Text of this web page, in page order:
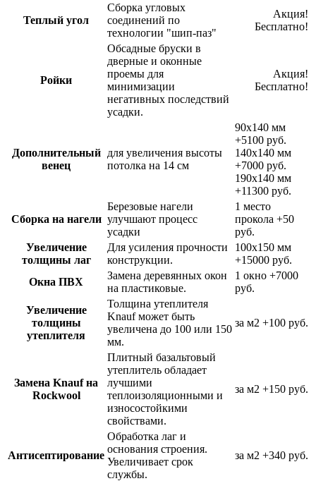
Теплый угол
Сборка угловых
соединений по
технологии "шип-паз"
Акция!
Бесплатно!
Ройки
Обсадные бруски в
дверные и оконные
проемы для
минимизации
негативных последствий
усадки.
Акция!
Бесплатно!
Дополнительный
венец
для увеличения высоты
потолка на 14 см
90х140 мм
+5100 руб.
140х140 мм
+7000 руб.
190х140 мм
+11300 руб.
Сборка на нагели
Березовые нагели
улучшают процесс
усадки
1 место
прокола +50
руб.
Увеличение
толщины лаг
Для усиления прочности
конструкции.
100х150 мм
+15000 руб.
Окна ПВХ
Замена деревянных окон
на пластиковые.
1 окно +7000
руб.
Увеличение
толщины
утеплителя
Толщина утеплителя
Knauf может быть
увеличена до 100 или 150
мм.
за м2 +100 руб.
Замена Knauf на
Rockwool
Плитный базальтовый
утеплитель обладает
лучшими
теплоизоляционными и
износостойкими
свойствами.
за м2 +150 руб.
Антисептирование
Обработка лаг и
основания строения.
Увеличивает срок
службы.
за м2 +340 руб.